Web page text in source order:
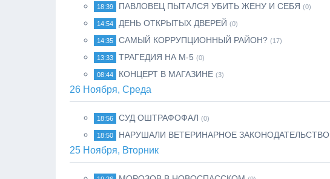
18:39 ПАВЛОВЕЦ ПЫТАЛСЯ УБИТЬ ЖЕНУ И СЕБЯ (0)
14:54 ДЕНЬ ОТКРЫТЫХ ДВЕРЕЙ (0)
14:35 САМЫЙ КОРРУПЦИОННЫЙ РАЙОН? (17)
13:33 ТРАГЕДИЯ НА М-5 (0)
08:44 КОНЦЕРТ В МАГАЗИНЕ (3)
26 Ноября, Среда
18:56 СУД ОШТРАФОФАЛ (0)
18:50 НАРУШАЛИ ВЕТЕРИНАРНОЕ ЗАКОНОДАТЕЛЬСТВО
25 Ноября, Вторник